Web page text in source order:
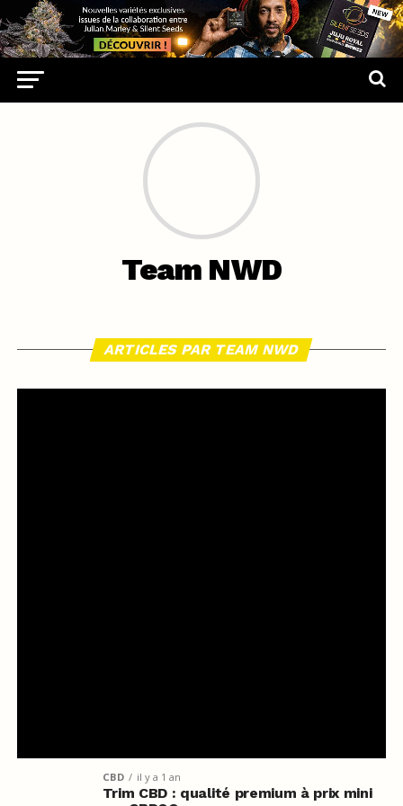
Team NWD
ARTICLES PAR TEAM NWD
CBD il y a 1 an
Trim CBD : qualité premium à prix mini